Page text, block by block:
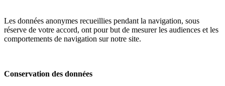
Les données anonymes recueillies pendant la navigation, sous
réserve de votre accord, ont pour but de mesurer les audiences et les
comportements de navigation sur notre site.
Conservation des données